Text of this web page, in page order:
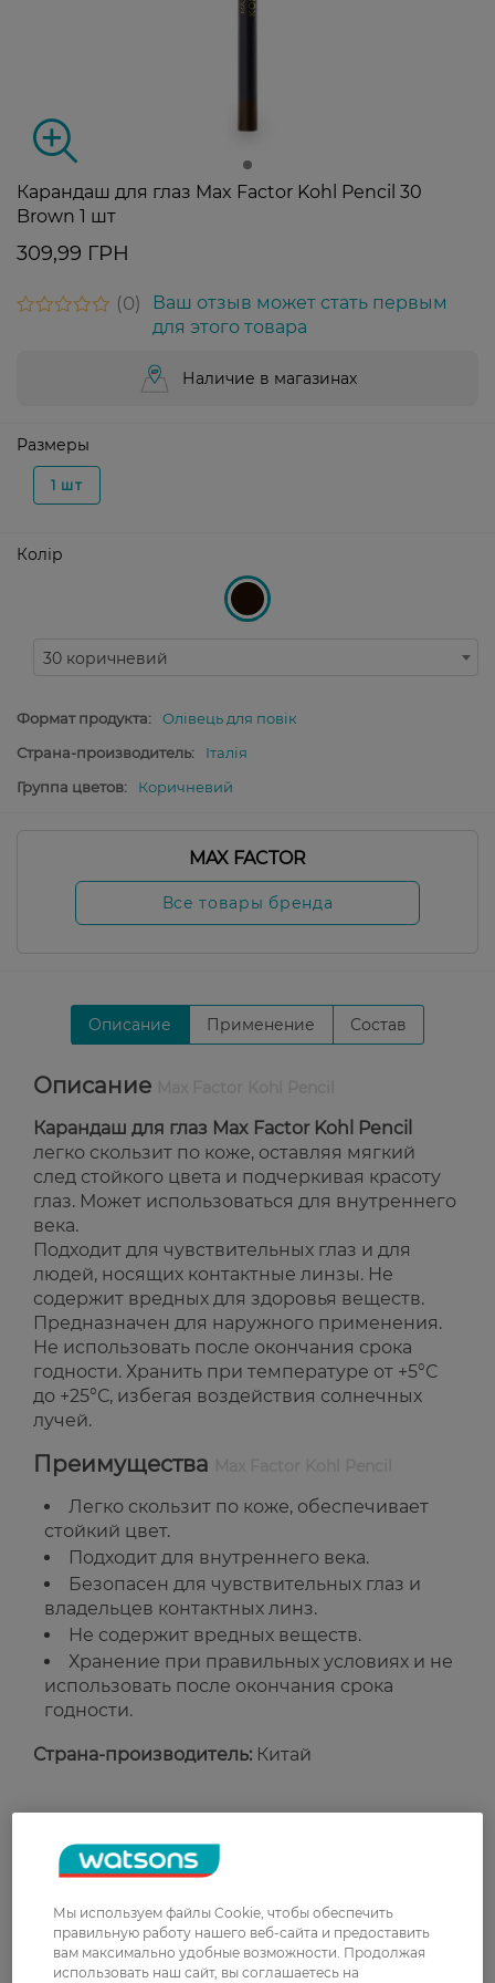
Карандаш для глаз Max Factor Kohl Pencil 30
Brown 1 шт
309,99 ГРН
0
Ваш отзыв может стать первым
для этого товара
Наличие в магазинах
Размеры
1 шт
Колір
30 коричневий
Формат продукта:
Олівець для повік
Страна-производитель:
Італія
Группа цветов:
Коричневий
MAX FACTOR
Все товары бренда
Описание Применение Состав
Описание
Карандаш для глаз Max Factor Kohl Pencil
легко скользит по коже, оставляя мягкий
след стойкого цвета и подчеркивая красоту
глаз. Может использоваться для внутреннего
века.
Подходит для чувствительных глаз и для
людей, носящих контактные линзы. Не
содержит вредных для здоровья веществ.
Предназначен для наружного применения.
Не использовать после окончания срока
годности. Хранить при температуре от +5°С
до +25°С, избегая воздействия солнечных
лучей.
Преимущества
Легко скользит по коже, обеспечивает
стойкий цвет.
Подходит для внутреннего века.
Безопасен для чувствительных глаз и
владельцев контактных линз.
Не содержит вредных веществ.
Хранение при правильных условиях и не
использовать после окончания срока
годности.
Страна-производитель: Китай
0
З 0 відгуків
Мы используем файлы Cookie, чтобы обеспечить
правильную работу нашего веб-сайта и предоставить
вам максимально удобные возможности. Продолжая
использовать наш сайт, вы соглашаетесь на